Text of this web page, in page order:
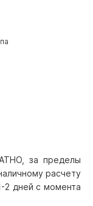
за пределы
расчету
2 дней с момента